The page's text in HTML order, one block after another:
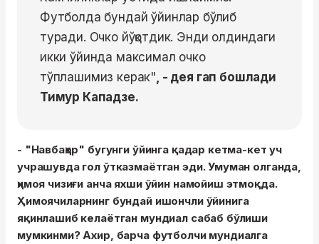
Футболда бундай ўйинлар бўлиб
туради. Очко йўқотдик. Энди олдиндаги
икки ўйинда максимал очко
тўплашимиз керак" , - дея гап бошлади
Тимур Кападзе.
- "Навбаҳор" бугунги ўйинга қадар кетма-кет уч
учрашувда гол ўтказмаётган эди. Умуман олганда,
ҳимоя чизиғи анча яхши ўйин намойиш этмоқда.
Ҳимоячиларнинг бундай ишончли ўйинига
яқинлашиб келаётган мундиал сабаб бўлиши
мумкинми? Ахир, барча футболчи мундиалга